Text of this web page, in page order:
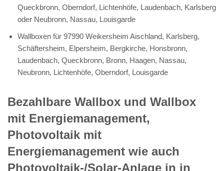
Queckbronn, Oberndorf, Lichtenhöfe, Laudenbach, Karlsberg
oder Neubronn, Nassau, Louisgarde
Wallboxen für 97990 Weikersheim Aischland, Karlsberg,
Schäftersheim, Elpersheim, Bergkirche, Honsbronn,
Laudenbach, Queckbronn, Bronn, Haagen, Nassau,
Neubronn, Lichtenhöfe, Oberndorf, Louisgarde
Bezahlbare Wallbox und Wallbox
mit Energiemanagement,
Photovoltaik mit
Energiemanagement wie auch
Photovoltaik-/Solar-Anlage in in